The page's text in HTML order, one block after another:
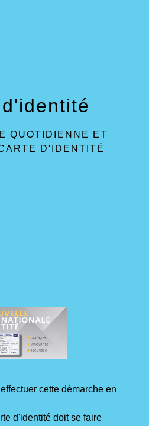
QUOTIDIENNE ET
D'IDENTITÉ
cette démarche en
d'identité doit se faire